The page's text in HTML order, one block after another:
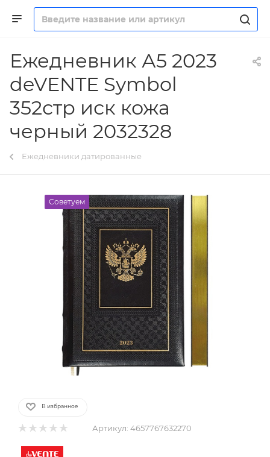
Ежедневник А5 2023
deVENTE Symbol
352стр иск кожа
черный 2032328
Ежедневники датированные
Советуем
В избранное
Артикул: 4657767632270